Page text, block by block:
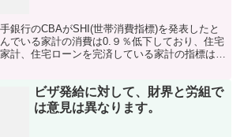
銀行のCBAがSHI(世帯消費指標)を発表したと
でいる家計の消費は0.９％低下しており、住宅
計、住宅ローンを完済している家計の指標は
ビザ発給に対して、財界と労組で
は意見は異なります。